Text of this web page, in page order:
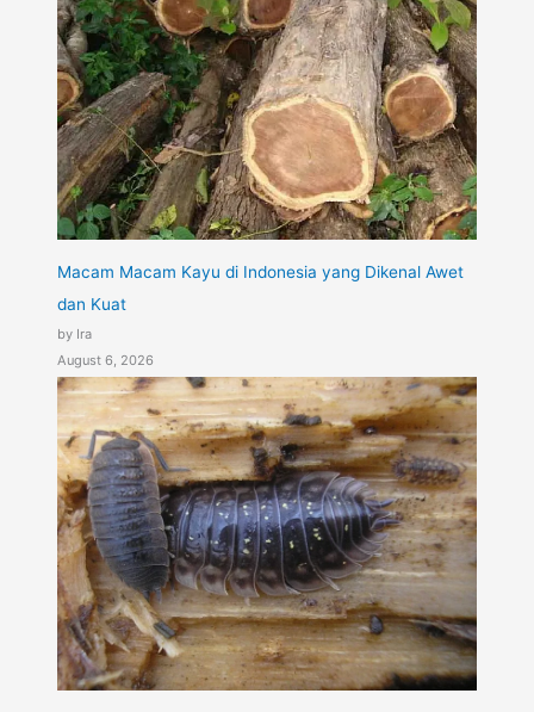
Macam Macam Kayu di Indonesia yang Dikenal Awet
dan Kuat
by Ira
August 6, 2026